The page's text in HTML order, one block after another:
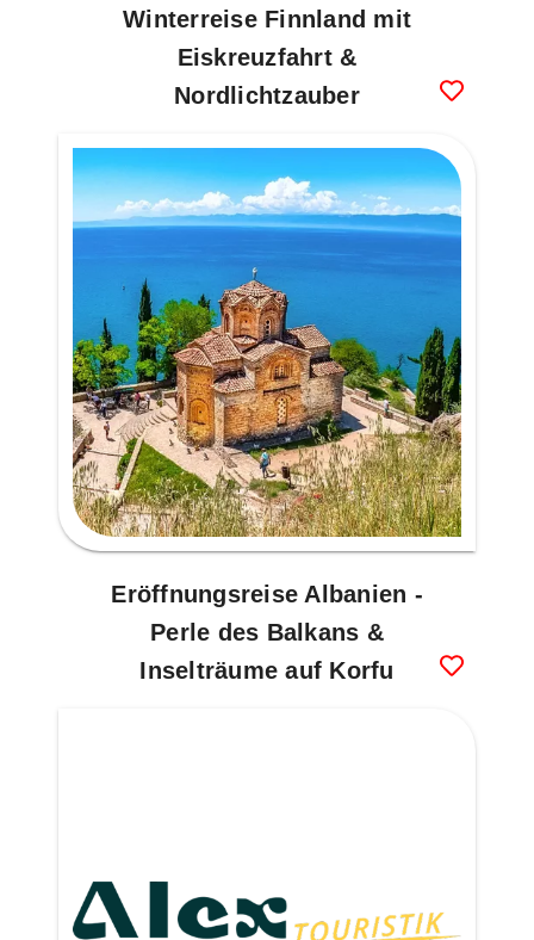
Winterreise Finnland mit
Eiskreuzfahrt &
Nordlichtzauber
Eröffnungsreise Albanien -
Perle des Balkans &
Inselträume auf Korfu